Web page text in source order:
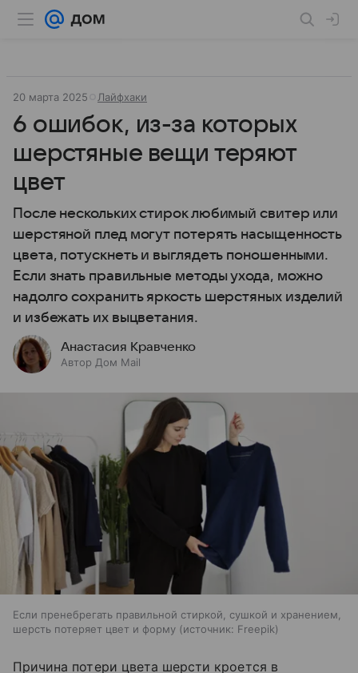
20 марта 2025 Лайфхаки
6 ошибок, из-за которых
шерстяные вещи теряют
цвет
После нескольких стирок любимый свитер или
шерстяной плед могут потерять насыщенность
цвета, потускнеть и выглядеть поношенными.
Если знать правильные методы ухода, можно
надолго сохранить яркость шерстяных изделий
и избежать их выцветания.
Анастасия Кравченко
Автор Дом Mail
Если пренебрегать правильной стиркой, сушкой и хранением,
шерсть потеряет цвет и форму
источник: Freepik
Причина потери цвета шерсти кроется в